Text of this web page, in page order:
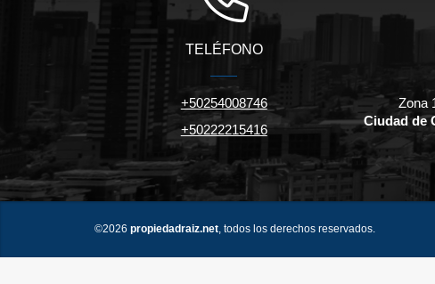
TELÉFONO
+50254008746
+50222215416
Zona
Ciudad de
©2026 propiedadraiz.net , todos los derechos reservados.